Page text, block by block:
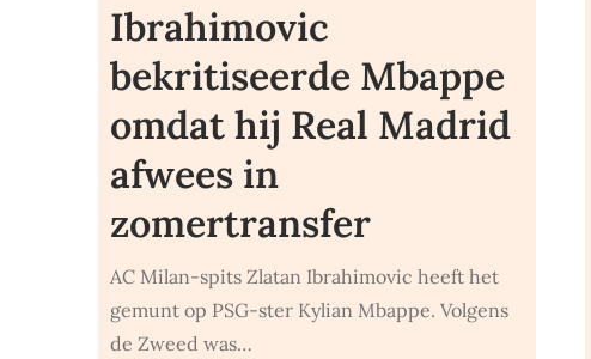
Ibrahimovic
bekritiseerde Mbappe
omdat hij Real Madrid
afwees in
zomertransfer
AC Milan-spits Zlatan Ibrahimovic heeft het
gemunt op PSG-ster Kylian Mbappe. Volgens
de Zweed was…